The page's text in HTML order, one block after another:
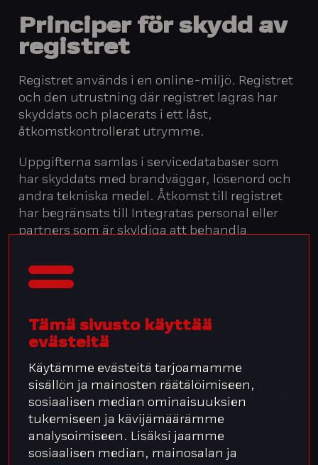
Tämä sivusto käyttää
evästeitä
Käytämme evästeitä tarjoamamme
sisällön ja mainosten räätälöimiseen,
sosiaalisen median ominaisuuksien
tukemiseen ja kävijämäärämme
analysoimiseen. Lisäksi jaamme
sosiaalisen median, mainosalan ja
Principer för skydd av
registret
Registret används i en online-miljö. Registret
och den utrustning där registret lagras har
skyddats och placerats i ett låst,
åtkomstkontrollerat utrymme.
Uppgifterna samlas i servicedatabaser som
har skyddats med brandväggar, lösenord och
andra tekniska medel. Åtkomst till registret
har begränsats till Integratas personal eller
partners som är skyldiga att behandla
arbetsuppgifter. Datorerna övervakas för att
säkerställa att obehöriga personer eller
dess data. Anställda är bundna av
sekretessplikt. All personuppgift som sparas i
registret är konfidentiell.
Sociala medie-plugins
Integratas webbplats kan innehålla länkar
och kopplingar till tredjepartswebbplatser,
samt så kallade sociala medie-plugins (t.ex.